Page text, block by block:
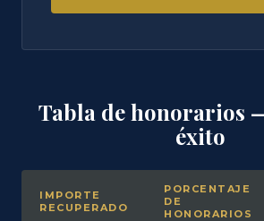
Tabla de honorarios
éxito
IMPORTE
RECUPERADO
PORCENTAJE
DE
HONORARIOS